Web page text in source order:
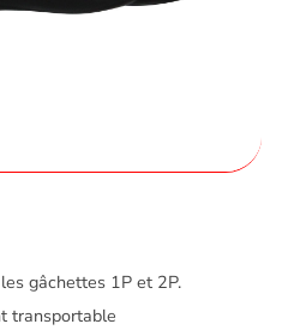
gâchettes 1P et 2P.
transportable